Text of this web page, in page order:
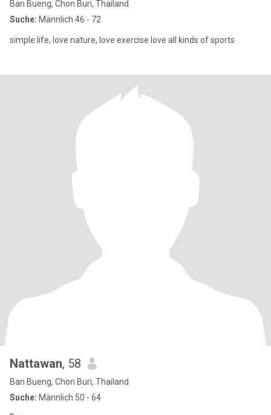
Ban Bueng, Chon Buri, Thailand
Suche: Männlich 46 - 72
simple life, love nature, love exercise love all kinds of sports
Nattawan, 58
Ban Bueng, Chon Buri, Thailand
Suche: Männlich 50 - 64